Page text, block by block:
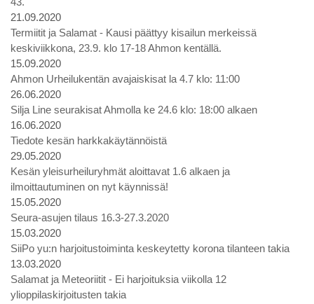
21.09.2020
Termiitit ja Salamat - Kausi päättyy kisailun merkeissä
keskiviikkona, 23.9. klo 17-18 Ahmon kentällä.
15.09.2020
Ahmon Urheilukentän avajaiskisat la 4.7 klo: 11:00
26.06.2020
Silja Line seurakisat Ahmolla ke 24.6 klo: 18:00 alkaen
16.06.2020
Tiedote kesän harkkakäytännöistä
29.05.2020
Kesän yleisurheiluryhmät aloittavat 1.6 alkaen ja
ilmoittautuminen on nyt käynnissä!
15.05.2020
Seura-asujen tilaus 16.3-27.3.2020
15.03.2020
SiiPo yu:n harjoitustoiminta keskeytetty korona tilanteen takia
13.03.2020
Salamat ja Meteoriitit - Ei harjoituksia viikolla 12
ylioppilaskirjoitusten takia